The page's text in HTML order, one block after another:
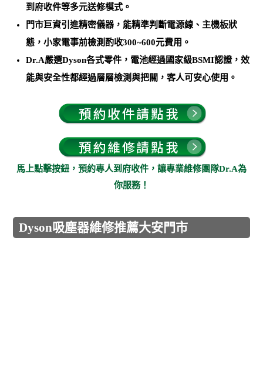
到府收件等多元送修模式。
門市巨資引進精密儀器，能精準判斷電源線、主機板狀
態，小家電事前檢測酌收300~600元費用 。
Dr.A嚴選Dyson各式零件，電池經過國家級BSMI認證，效
能與安全性都經過層層檢測與把關，客人可安心使用。
馬上點擊按鈕，預約專人到府收件，讓專業維修團隊Dr.A為
你服務！
Dyson吸塵器維修推薦大安門市